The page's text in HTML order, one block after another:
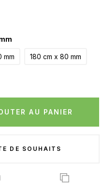
mm 180 cm x 80 mm
AU PANIER
DE SOUHAITS